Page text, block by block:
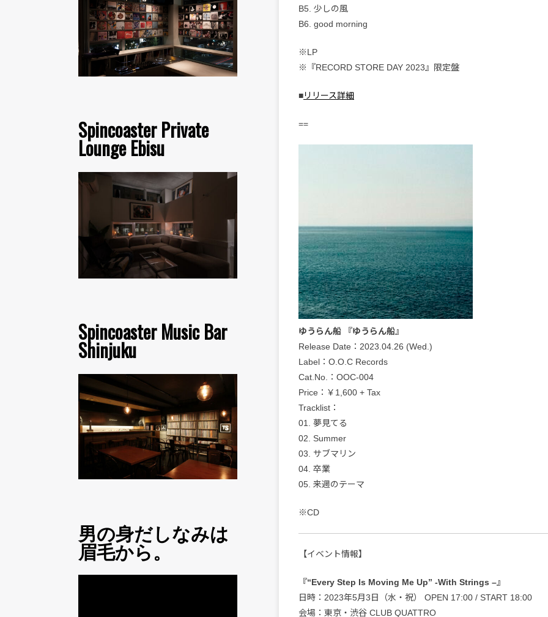
Spincoaster Private
Lounge Ebisu
Spincoaster Music Bar
Shinjuku
男の身だしなみは
眉毛から。
B5. 少しの風
B6. good morning
※LP
※『RECORD STORE DAY 2023』限定盤
■リリース詳細
==
ゆうらん船 『ゆうらん船』
Release Date：2023.04.26 (Wed.)
Label：O.O.C Records
Cat.No.：OOC-004
Price：￥1,600 + Tax
Tracklist：
01. 夢見てる
02. Summer
03. サブマリン
04. 卒業
05. 来週のテーマ
※CD
【イベント情報】
『“Every Step Is Moving Me Up” -With Strings –』
日時：2023年5月3日（水・祝） OPEN 17:00 / START 18:00
会場：東京・渋谷 CLUB QUATTRO